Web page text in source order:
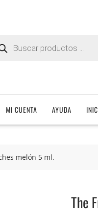
MI CUENTA AYUDA
melón 5 ml.
The